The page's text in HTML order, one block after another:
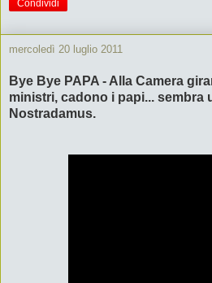
Condividi
mercoledì 20 luglio 2011
Bye Bye PAPA - Alla Camera
ministri, cadono i papi... sembra
Nostradamus.